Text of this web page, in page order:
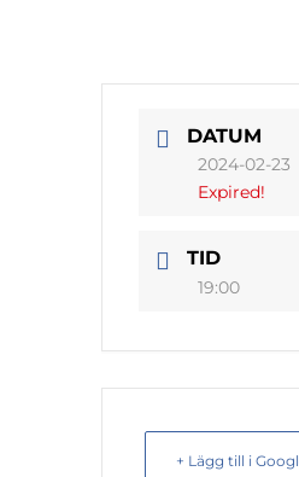
DATUM
2024-02-23
Expired!
TID
19:00
+ Lägg till i